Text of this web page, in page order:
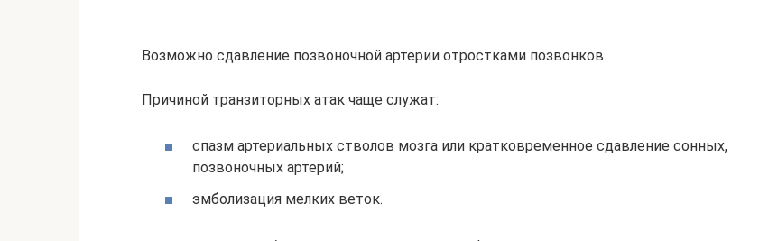
Возможно сдавление позвоночной артерии отростками позвонков
Причиной транзиторных атак чаще служат:
спазм артериальных стволов мозга или кратковременное сдавление сонных,
позвоночных артерий;
эмболизация мелких веток.